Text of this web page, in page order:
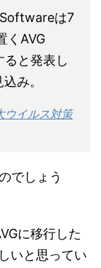
は7
くAVG
と発表し
み。
ウイルス対策
でしょう
に移行した
いと思ってい